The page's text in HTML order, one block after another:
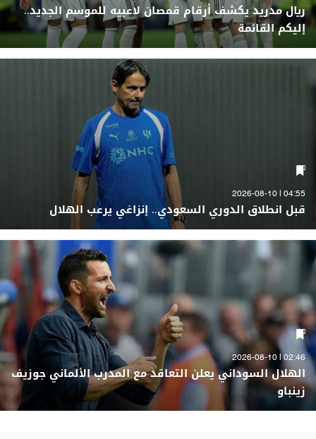
ريال مدريد يكشف أرقام قمصان لاعبيه للموسم الجديد..
إليكم القائمة
04:55 | 2026-08-10
قبل انطلاق الدوري السعودي.. إنزاغي يرعب الهلال
02:46 | 2026-08-10
الهلال السوداني يعلن التعاقد مع المدرب الألماني جوزيف
زينباو